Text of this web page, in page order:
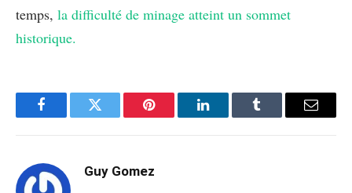
temps, la difficulté de minage atteint un sommet
historique.
FacebookTwitter Pinterest LinkedInTumblr Email
Guy Gomez